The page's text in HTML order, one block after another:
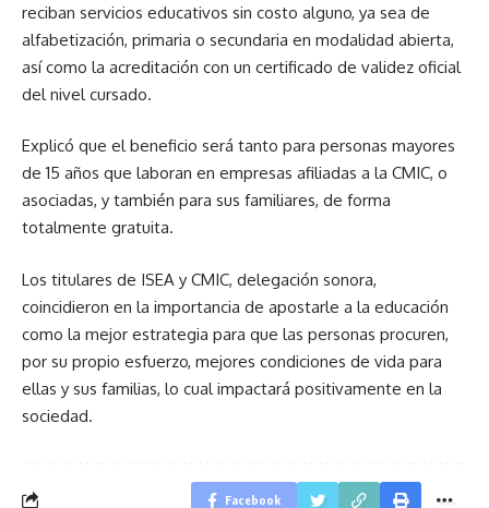
reciban servicios educativos sin costo alguno, ya sea de
alfabetización, primaria o secundaria en modalidad abierta,
así como la acreditación con un certificado de validez oficial
del nivel cursado.
Explicó que el beneficio será tanto para personas mayores
de 15 años que laboran en empresas afiliadas a la CMIC, o
asociadas, y también para sus familiares, de forma
totalmente gratuita.
Los titulares de ISEA y CMIC, delegación sonora,
coincidieron en la importancia de apostarle a la educación
como la mejor estrategia para que las personas procuren,
por su propio esfuerzo, mejores condiciones de vida para
ellas y sus familias, lo cual impactará positivamente en la
sociedad.
Facebook